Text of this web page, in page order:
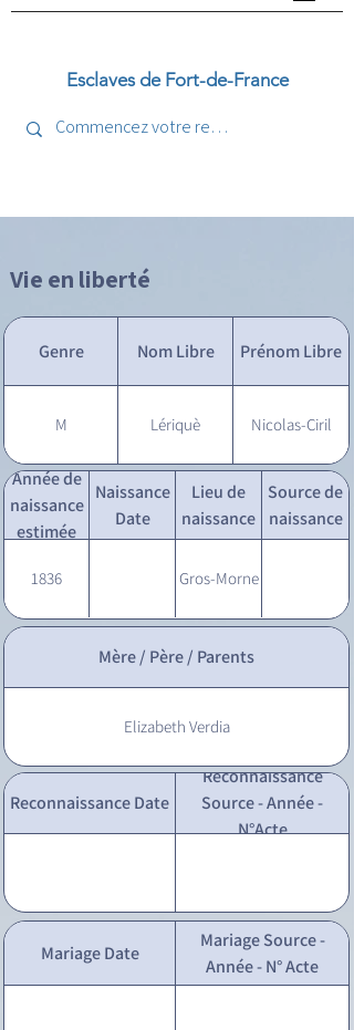
Esclaves de Fort-de-France
Vie en liberté
Genre Nom Libre Prénom Libre
M Lériquè Nicolas-Ciril
Année de
naissance
estimée
Naissance
Date
Lieu de
naissance
Source de
naissance
1836 Gros-Morne
Mère / Père / Parents
Elizabeth Verdia
Reconnaissance Date
Reconnaissance
Source - Année -
N°Acte
Mariage Date
Mariage Source -
Année - N° Acte